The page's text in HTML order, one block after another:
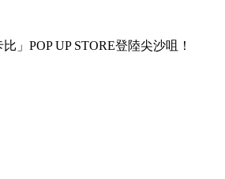
」POP UP STORE登陸尖沙咀！